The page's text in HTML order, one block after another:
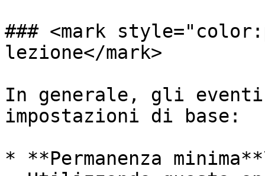
### <mark
lezione</mark>
In generale, gli
impostazioni di base:
* **Permanenza